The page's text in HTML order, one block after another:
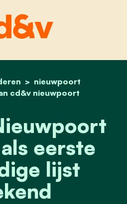
homenieuwpoort
cd&v nieuwpoort
cd&v nieuwpoort maakt
eerste
lijst